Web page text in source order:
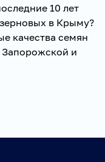
10 лет
в Крыму?
качества семян
и